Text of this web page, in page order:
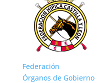
Federación
Órganos de Gobierno